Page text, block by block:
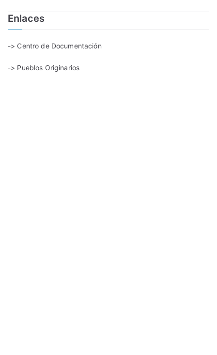
Enlaces
-> Centro de Documentación
-> Pueblos Originarios